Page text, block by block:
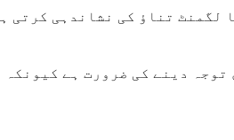
لگمنٹ تناؤ کی نشاندہی
توجہ دینے کی ضرورت ہے